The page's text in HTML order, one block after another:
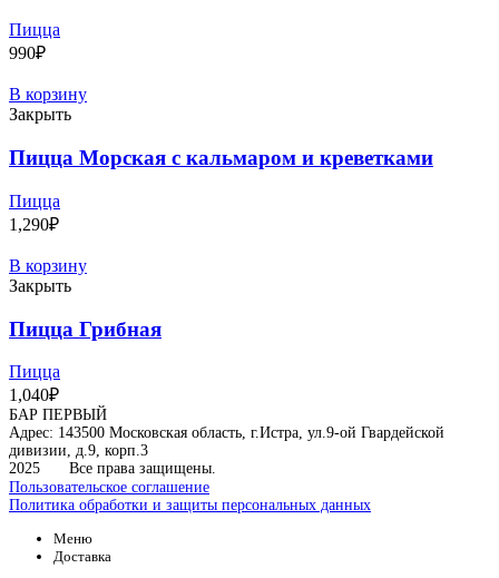
Пицца
990₽
В корзину
Закрыть
Пицца Морская с кальмаром и креветками
Пицца
1,290₽
В корзину
Закрыть
Пицца Грибная
Пицца
1,040₽
БАР ПЕРВЫЙ
Адрес: 143500 Московская область, г.Истра, ул.9-ой Гвардейской
дивизии, д.9, корп.3
2025
Все права защищены.
Пользовательское соглашение
Политика обработки и защиты персональных данных
Меню
Доставка